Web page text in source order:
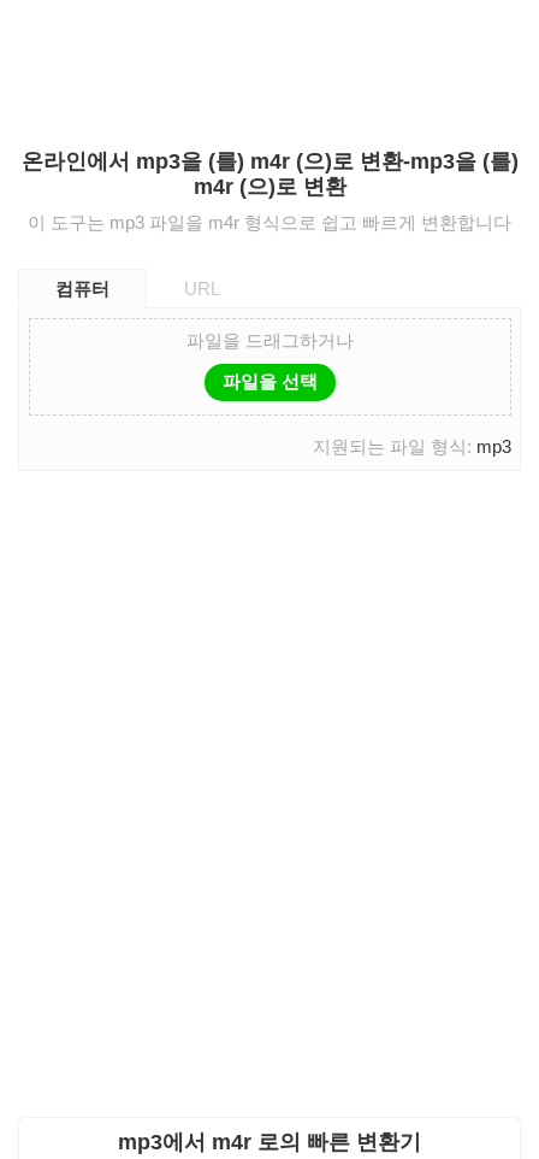
온라인에서 mp3을 (를) m4r (으)로 변환-mp3을 (를)
m4r (으)로 변환
이 도구는 mp3 파일을 m4r 형식으로 쉽고 빠르게 변환합니다
컴퓨터 URL
파일을 드래그하거나
파일을 선택
지원되는 파일 형식: mp3
mp3에서 m4r 로의 빠른 변환기